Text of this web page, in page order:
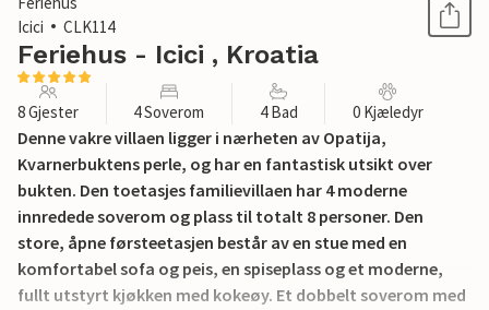
Icici
CLK114
Feriehus - Icici , Kroatia
8 Gjester 4 Soverom 4 Bad 0 Kjæledyr
Denne vakre villaen ligger i nærheten av Opatija,
Kvarnerbuktens perle, og har en fantastisk utsikt over
bukten. Den toetasjes familievillaen har 4 moderne
innredede soverom og plass til totalt 8 personer. Den
store, åpne førsteetasjen består av en stue med en
komfortabel sofa og peis, en spiseplass og et moderne,
fullt utstyrt kjøkken med kokeøy. Et dobbelt soverom med